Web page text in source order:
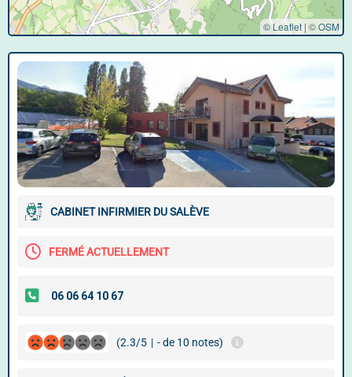
© Leaflet | ©OSM
CABINET INFIRMIER DU SALÈVE
FERMÉ ACTUELLEMENT
(2.3/5 | - de 10 notes)